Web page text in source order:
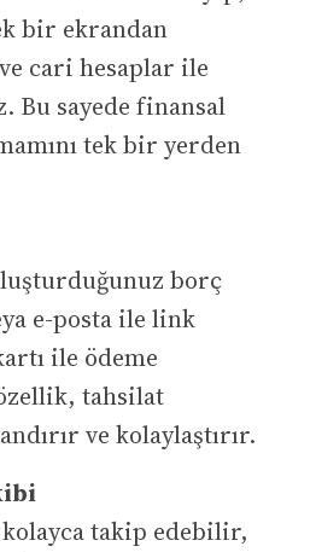
bir ekrandan
cari hesaplar ile
sayede finansal
tek bir yerden
borç
e-posta ile link
ile ödeme
tahsilat
ve kolaylaştırır.
kolayca takip edebilir,